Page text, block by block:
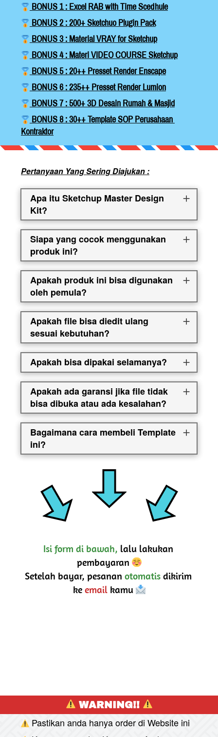
BONUS 1 : Excel RAB with Time Scedhule
BONUS 2 : 200+ Sketchuo Plugin Pack
BONUS 3 : Material VRAY for Sketchup
BONUS 4 : Materi VIDEO COURSE Sketchup
BONUS 5 : 20++ Presset Render Enscape
BONUS 6 : 235++ Presset Render Lumion
BONUS 7 : 500+ 3D Desain Rumah & Masjid
BONUS 8 : 30++ Template SOP Perusahaan
Kontraktor
Pertanyaan Yang Sering Diajukan :
Apa itu Sketchup Master Design
Kit?
Siapa yang cocok menggunakan
produk ini?
Apakah produk ini bisa digunakan
oleh pemula?
Apakah file bisa diedit ulang
sesuai kebutuhan?
Apakah bisa dipakai selamanya?
Apakah ada garansi jika file tidak
bisa dibuka atau ada kesalahan?
Bagaimana cara membeli Template
ini?
Isi form di bawah, lalu lakukan
pembayaran
Setelah bayar, pesanan otomatis dikirim
ke email kamu
WARNING!!
Pastikan anda hanya order di Website ini